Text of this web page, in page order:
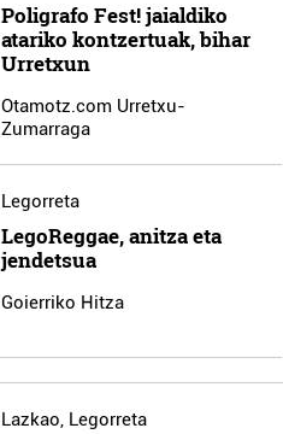
Poligrafo Fest! jaialdiko
atariko kontzertuak, bihar
Urretxun
Otamotz.com Urretxu-
Zumarraga
Legorreta
LegoReggae, anitza eta
jendetsua
Goierriko Hitza
Lazkao, Legorreta